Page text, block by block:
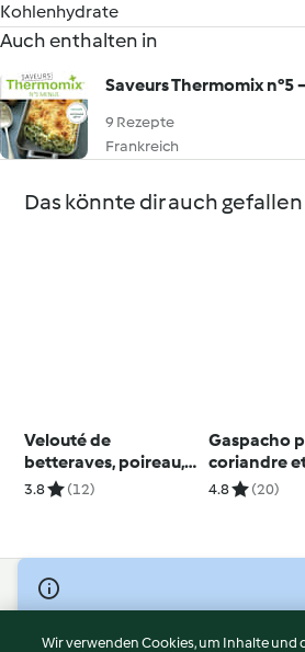
Kohlenhydrate
Auch enthalten in
Saveurs Thermomix n°5
9 Rezepte
Frankreich
Das könnte dir auch gefallen
Velouté de
betteraves, poireau,
pommes, sarrasin et
3.8 (12)
Gaspacho
coriandre
réduction
4.8 (20)
© Copyright 2026
Nutzungsbedingungen
Wir verwenden Cookies, um Inhalte und